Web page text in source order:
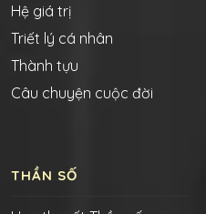
Hệ giá trị
Triết lý cá nhân
Thành tựu
Câu chuyện cuộc đời
THẦN SỐ